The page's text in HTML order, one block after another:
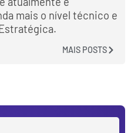
mais o nível técnico e
MAIS POSTS